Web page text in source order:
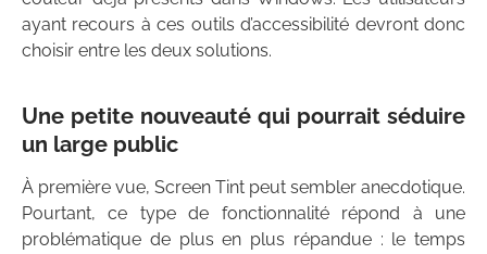
ayant recours à ces outils d’accessibilité devront donc
choisir entre les deux solutions.
Une petite nouveauté qui pourrait séduire
un large public
À première vue, Screen Tint peut sembler anecdotique.
Pourtant, ce type de fonctionnalité répond à une
problématique de plus en plus répandue : le temps